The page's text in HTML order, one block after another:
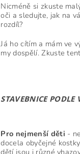
Nicméně si zkuste
oči a sledujte, jak na
rozdíl?
Já ho cítím a mám ve
my dospělí. Zkuste
STAVEBNICE PODLE
Pro nejmenší děti -
docela obyčejné
dětí jsou i různé